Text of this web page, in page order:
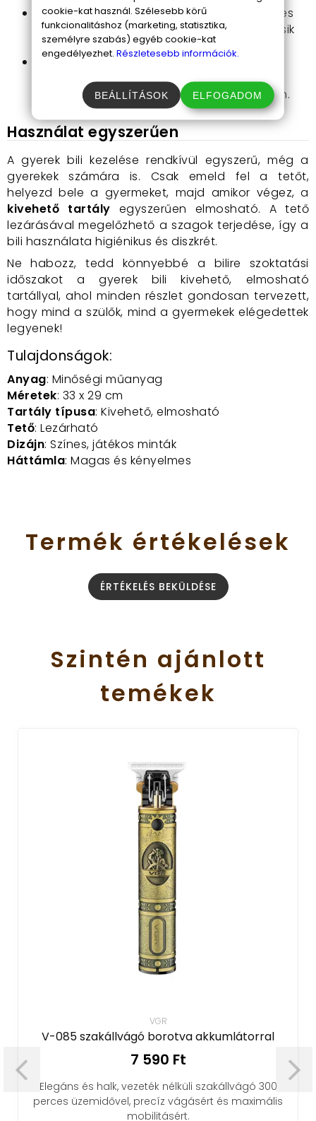
Szórakoztató és vonzó kialakítás
: A színes
minták és a játékos megjelenés miatt a kicsik
szívesen használják.
Praktikusság: Kompakt méretének
köszönhetően könnyen mozgatható és
tárolható is, így bárhol használható otthon.
Használat egyszerűen
A gyerek bili kezelése rendkívül egyszerű, még a
gyerekek számára is. Csak emeld fel a tetőt,
helyezd bele a gyermeket, majd amikor végez, a
kivehető tartály egyszerűen elmosható. A tető
lezárásával megelőzhető a szagok terjedése, így a
bili használata higiénikus és diszkrét.
Ne habozz, tedd könnyebbé a bilire szoktatási
időszakot a gyerek bili kivehető, elmosható
tartállyal, ahol minden részlet gondosan tervezett,
hogy mind a szülők, mind a gyermekek elégedettek
legyenek!
Tulajdonságok:
Anyag: Minőségi műanyag
Méretek: 33 x 29 cm
Tartály típusa: Kivehető, elmosható
Tető: Lezárható
Dizájn: Színes, játékos minták
Háttámla: Magas és kényelmes
Termék értékelések
ÉRTÉKELÉS BEKÜLDÉSE
Szintén ajánlott
temékek
VGR
V-085 szakállvágó borotva akkumlátorral
7 590 Ft
Elegáns és halk, vezeték nélküli szakállvágó 300
perces üzemidővel, precíz vágásért és maximális
mobilitásért.
cookie-kat használ. Szélesebb körű
funkcionalitáshoz (marketing, statisztika,
személyre szabás) egyéb cookie-kat
engedélyezhet. Részletesebb információk.
BEÁLLÍTÁSOK ELFOGADOM